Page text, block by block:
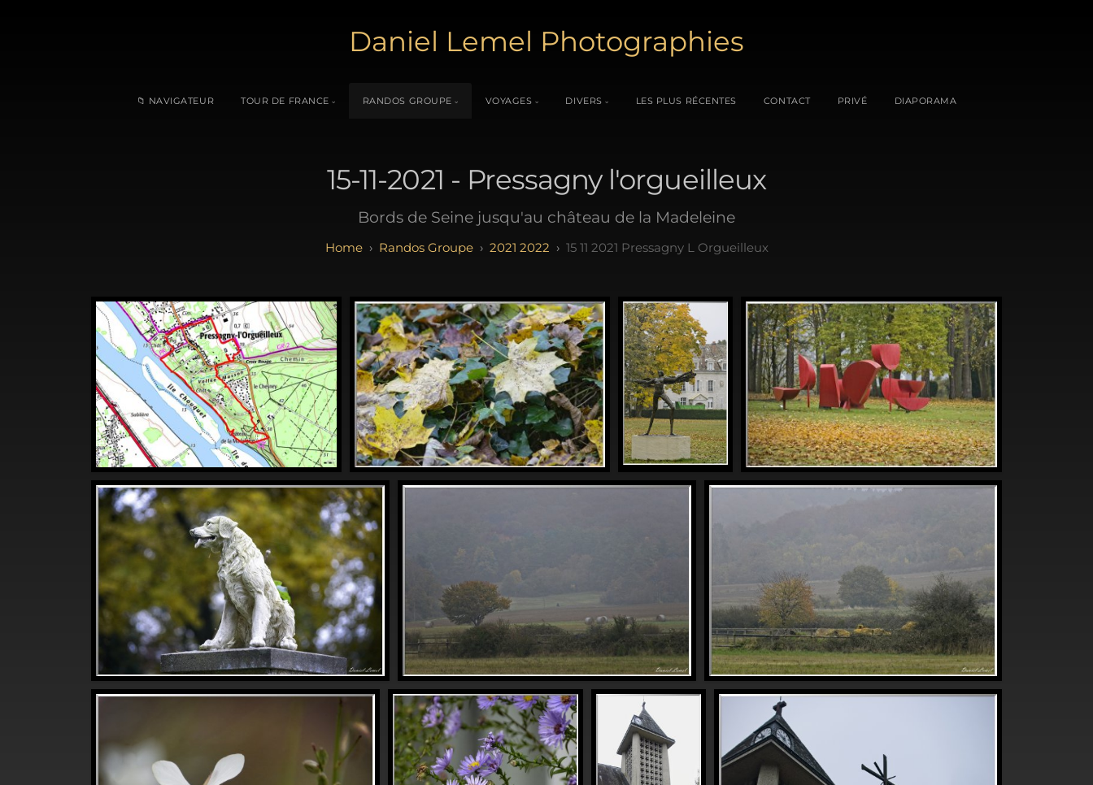
Daniel Lemel Photographies
📁 NAVIGATEUR TOUR DE FRANCE RANDOS GROUPE VOYAGES DIVERS LES PLUS RÉCENTES CONTACT PRIVÉ DIAPORAMA
15-11-2021 - Pressagny l'orgueilleux
Bords de Seine jusqu'au château de la Madeleine
Randos Groupe 2021 2022 15 11 2021 Pressagny L Orgueilleux